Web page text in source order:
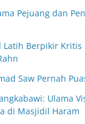
Pejuang dan
Latih Berpikir Kritis
Saw Pernah
Ulama
di Masjidil Haram